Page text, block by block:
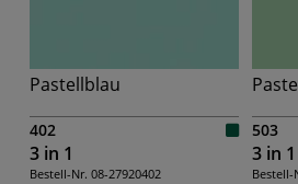
Pastellblau
402
3 in 1
Bestell-Nr. 08-27920402
503
3 in 1
Bestell-